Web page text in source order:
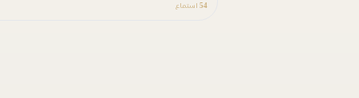
54 استماع